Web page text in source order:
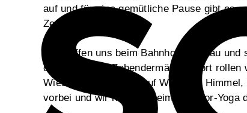
auf und für eine gemütliche Pause gibt es
Zehendermätteli.
Wir treffen uns beim Bahnhof Tiefenau
den Wald zum Zehendermätteli. Dort rollen
Wiese aus, mit Blick auf Wald und Himmel,
vorbei und wir nehmen beim Outdoor-Yoga